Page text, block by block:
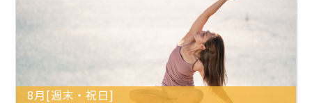
8月[週末・祝日]